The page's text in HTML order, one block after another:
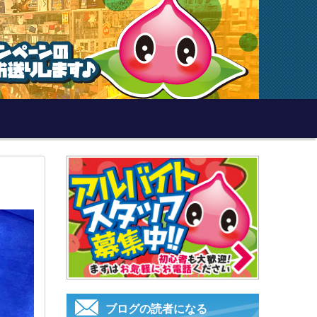
ブログの読者になる